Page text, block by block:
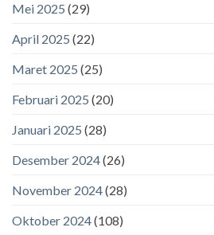
Mei 2025 (29)
April 2025 (22)
Maret 2025 (25)
Februari 2025 (20)
Januari 2025 (28)
Desember 2024(26)
November 2024(28)
Oktober 2024(108)